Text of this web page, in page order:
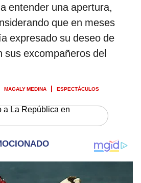
entender una apertura,
que en meses
expresado su deseo de
sus excompañeros del
MAGALY MEDINA ESPECTÁCULOS
a La República en